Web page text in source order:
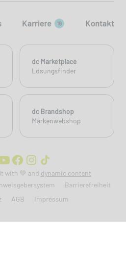
Karriere 19 Kontakt
dc Marketplace
Lösungsfinder
dc Brandshop
Markenwebshop
with 💚 and dynamic content
Barrierefreiheit
AGB Impressum